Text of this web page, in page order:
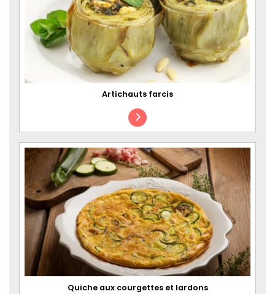
Artichauts farcis
Quiche aux courgettes et lardons